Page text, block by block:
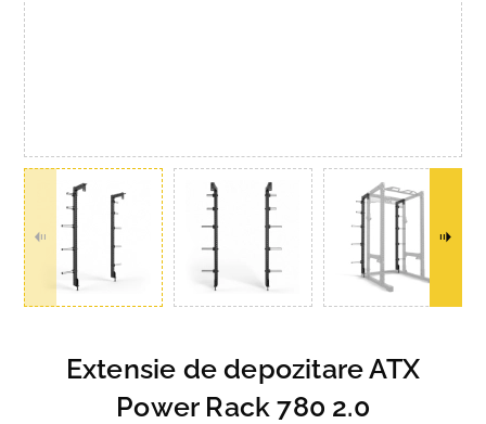
Extensie de depozitare ATX
Power Rack 780 2.0